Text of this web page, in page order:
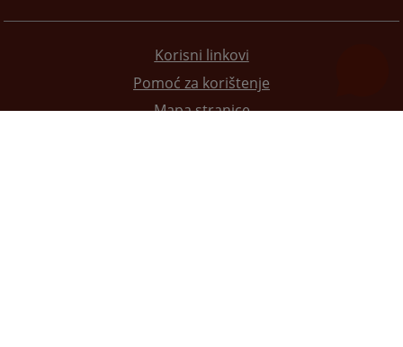
Korisni linkovi
Pomoć za korištenje
Mapa stranice